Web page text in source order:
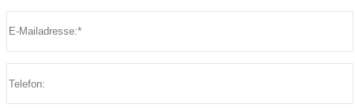
Bitte lasse dieses Feld leer.